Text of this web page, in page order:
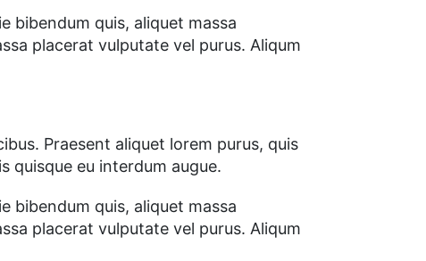
bibendum quis, aliquet massa
placerat vulputate vel purus. Aliqum
Praesent aliquet lorem purus, quis
quisque eu interdum augue.
bibendum quis, aliquet massa
placerat vulputate vel purus. Aliqum